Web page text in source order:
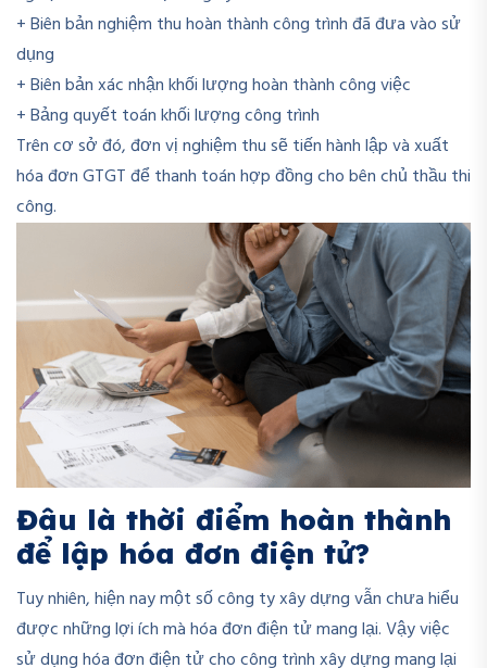
+ Biên bản nghiệm thu hoàn thành công trình đã đưa vào sử
dụng
+ Biên bản xác nhận khối lượng hoàn thành công việc
+ Bảng quyết toán khối lượng công trình
Trên cơ sở đó, đơn vị nghiệm thu sẽ tiến hành lập và xuất
hóa đơn GTGT để thanh toán hợp đồng cho bên chủ thầu thi
công.
Đâu là thời điểm hoàn thành
để lập hóa đơn điện tử?
Tuy nhiên, hiện nay một số công ty xây dựng vẫn chưa hiểu
được những lợi ích mà hóa đơn điện tử mang lại. Vậy việc
sử dụng hóa đơn điện tử cho công trình xây dựng mang lại